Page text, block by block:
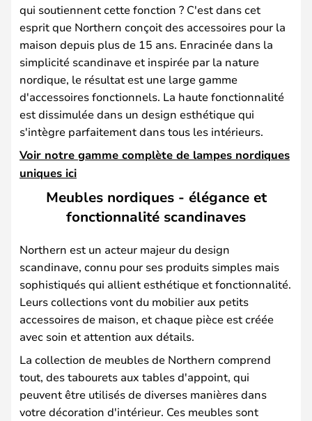
qui soutiennent cette fonction ? C'est dans cet
esprit que Northern conçoit des accessoires pour la
maison depuis plus de 15 ans. Enracinée dans la
simplicité scandinave et inspirée par la nature
nordique, le résultat est une large gamme
d'accessoires fonctionnels. La haute fonctionnalité
est dissimulée dans un design esthétique qui
s'intègre parfaitement dans tous les intérieurs.
Voir notre gamme complète de lampes nordiques
uniques ici
Meubles nordiques - élégance et
fonctionnalité scandinaves
Northern est un acteur majeur du design
scandinave, connu pour ses produits simples mais
sophistiqués qui allient esthétique et fonctionnalité.
Leurs collections vont du mobilier aux petits
accessoires de maison, et chaque pièce est créée
avec soin et attention aux détails.
La collection de meubles de Northern comprend
tout, des tabourets aux tables d'appoint, qui
peuvent être utilisés de diverses manières dans
votre décoration d'intérieur. Ces meubles sont